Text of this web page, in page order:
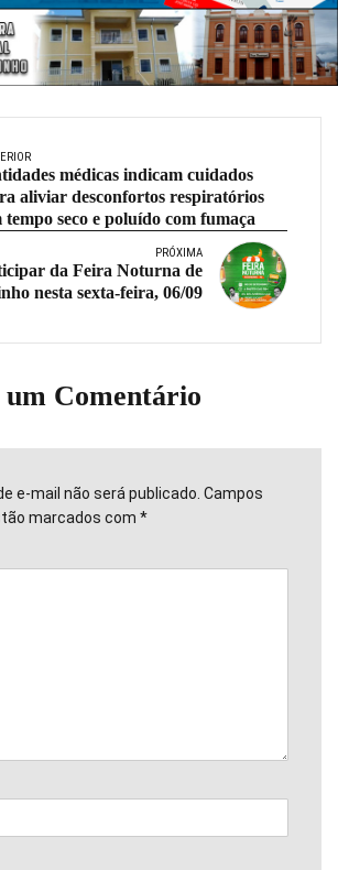
médicas indicam cuidados
aliviar desconfortos respiratórios
tempo seco e poluído com fumaça
PRÓXIMA
da Feira Noturna de
nesta sexta-feira, 06/09
um Comentário
e-mail não será publicado. Campos
marcados com *